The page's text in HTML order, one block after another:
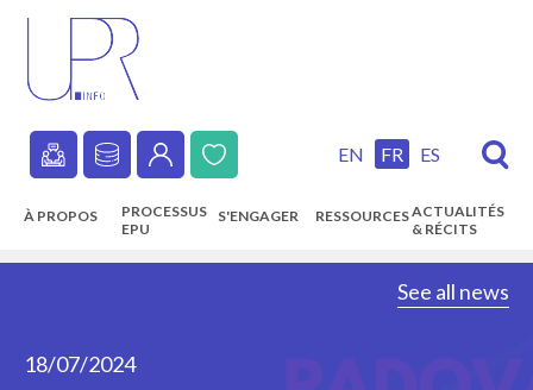
content
Secondary
navigation
EN FR ES
Main
À PROPOS
PROCESSUS
EPU
S'ENGAGER RESSOURCESACTUALITÉS
& RÉCITS
See all news
18/07/2024